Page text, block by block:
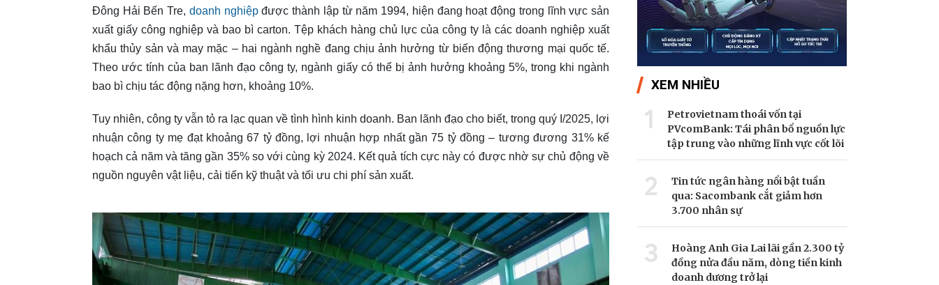
Đông Hải Bến Tre, doanh nghiệpđược thành lập từ năm 1994, hiện đang hoạt động trong lĩnh vực sản
xuất giấy công nghiệp và bao bì carton. Tệp khách hàng chủ lực của công ty là các doanh nghiệp xuất
khẩu thủy sản và may mặc – hai ngành nghề đang chịu ảnh hưởng từ biến động thương mại quốc tế.
Theo ước tính của ban lãnh đạo công ty, ngành giấy có thể bị ảnh hưởng khoảng 5%, trong khi ngành
bao bì chịu tác động nặng hơn, khoảng 10%.
Tuy nhiên, công ty vẫn tỏ ra lạc quan về tình hình kinh doanh. Ban lãnh đạo cho biết, trong quý I/2025, lợi
nhuận công ty mẹ đạt khoảng 67 tỷ đồng, lợi nhuận hợp nhất gần 75 tỷ đồng – tương đương 31% kế
hoạch cả năm và tăng gần 35% so với cùng kỳ 2024. Kết quả tích cực này có được nhờ sự chủ động về
nguồn nguyên vật liệu, cải tiến kỹ thuật và tối ưu chi phí sản xuất.
XEM NHIỀU
1
Petrovietnam thoái vốn tại
PVcomBank: Tái phân bổ nguồn lực
tập trung vào những lĩnh vực cốt lõi
2
Tin tức ngân hàng nổi bật tuần
qua: Sacombank cắt giảm hơn
3.700 nhân sự
3
Hoàng Anh Gia Lai lãi gần 2.300 tỷ
đồng nửa đầu năm, dòng tiền kinh
doanh dương trở lại